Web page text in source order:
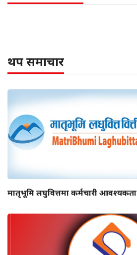
थप समाचार
मातृभूमि लघुवित्तमा कर्मचारी आवश्यकता